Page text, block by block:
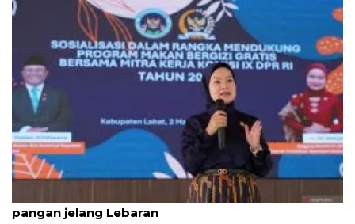
Kemarin, klarifikasi BGN soal lele mentah hingga
pangan jelang Lebaran